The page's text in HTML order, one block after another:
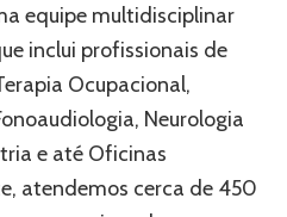
equipe multidisciplinar
inclui profissionais de
Ocupacional,
Neurologia
e até Oficinas
atendemos cerca de 450